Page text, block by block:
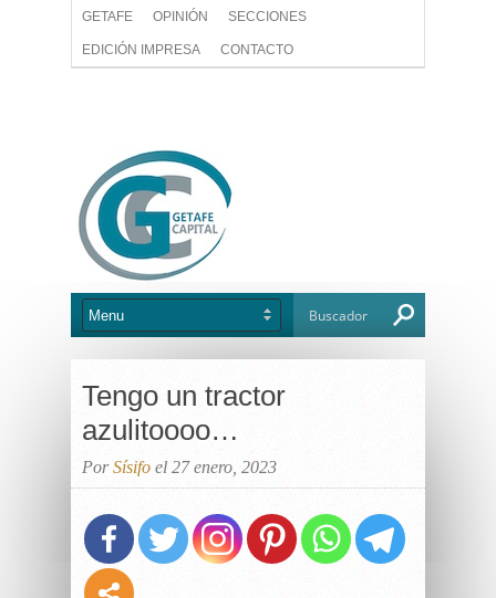
GETAFE OPINIÓN SECCIONES
EDICIÓN IMPRESA CONTACTO
Tengo un tractor
azulitoooo…
PorSísifo el 27 enero, 2023